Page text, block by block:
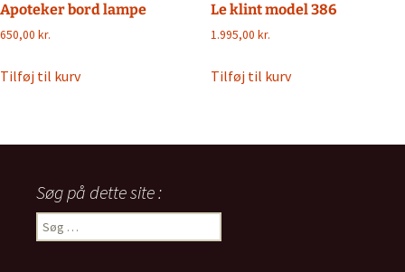
Apoteker bord lampe
650,00 kr.
Tilføj til kurv
Le klint model 386
1.995,00 kr.
Tilføj til kurv
Søg på dette site :
Søg
efter: